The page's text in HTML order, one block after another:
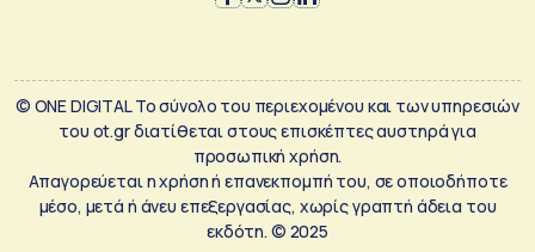
© ONE DIGITAL Το σύνολο του περιεχομένου και των υπηρεσιών
του ot.gr διατίθεται στους επισκέπτες αυστηρά για
προσωπική χρήση.
Απαγορεύεται η χρήση ή επανεκπομπή του, σε οποιοδήποτε
μέσο, μετά ή άνευ επεξεργασίας, χωρίς γραπτή άδεια του
εκδότη. © 2025